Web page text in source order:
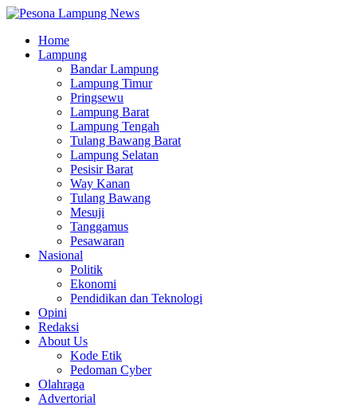
Home
Lampung
Bandar Lampung
Lampung Timur
Pringsewu
Lampung Barat
Lampung Tengah
Tulang Bawang Barat
Lampung Selatan
Pesisir Barat
Way Kanan
Tulang Bawang
Mesuji
Tanggamus
Pesawaran
Nasional
Politik
Ekonomi
Pendidikan dan Teknologi
Opini
Redaksi
About Us
Kode Etik
Pedoman Cyber
Olahraga
Advertorial